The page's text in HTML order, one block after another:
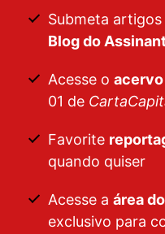
Submeta
Blog do
Acesse o
01 de
Favorite
quando quiser
Acesse a área
exclusivo para